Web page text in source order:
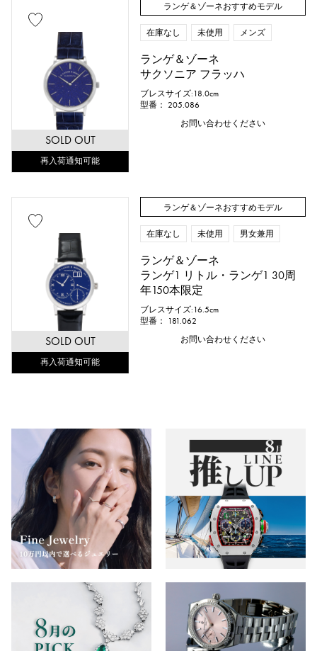
SOLD OUT
再入荷通知可能
ランゲ＆ゾーネおすすめモデル
在庫なし 未使用 メンズ
ランゲ＆ゾーネ
サクソニア フラッハ
ブレスサイズ:18.0cm
型番： 205.086
お問い合わせください
SOLD OUT
再入荷通知可能
ランゲ＆ゾーネおすすめモデル
在庫なし 未使用 男女兼用
ランゲ＆ゾーネ
ランゲ1 リトル・ランゲ1 30周
年150本限定
ブレスサイズ:16.5cm
型番： 181.062
お問い合わせください